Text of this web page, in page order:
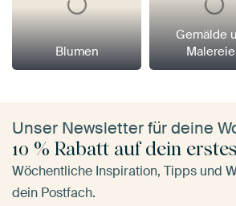
Blumen
Gemälde
Unser Newsletter für deine
10 % Rabatt auf dein
Wöchentliche Inspiration, Tipps und
dein Postfach.